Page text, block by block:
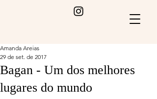
Bagan - Um dos melhores
lugares do mundo
Amanda Areias
29 de set. de 2017